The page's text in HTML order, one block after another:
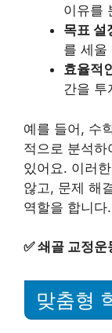
이유를
목표 설
를 세울
효율적
간을 투
예를 들어, 수
적으로 분석
있어요. 이러
않고, 문제 해
역할을 합니다.
✅쇄골 교정운
맞춤형